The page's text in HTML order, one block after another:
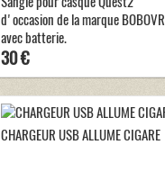
d'occasion de la marque BOBOVR
avec batterie.
30 €
CHARGEUR USB ALLUME CIGARE